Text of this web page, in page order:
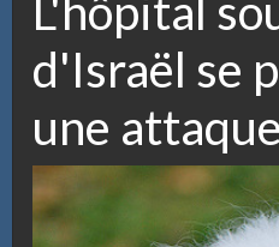
L'hôpital
d'Israël se
une attaque